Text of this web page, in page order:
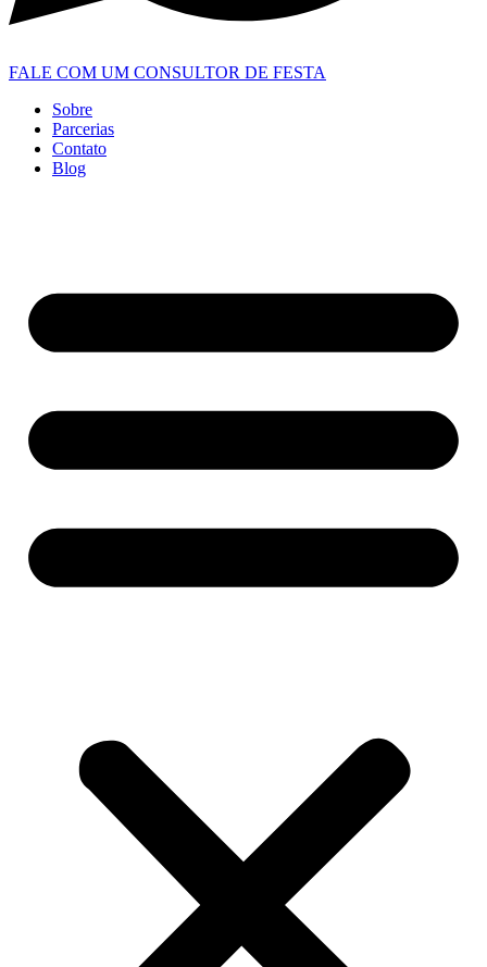
FALE COM UM CONSULTOR DE FESTA
Sobre
Parcerias
Contato
Blog